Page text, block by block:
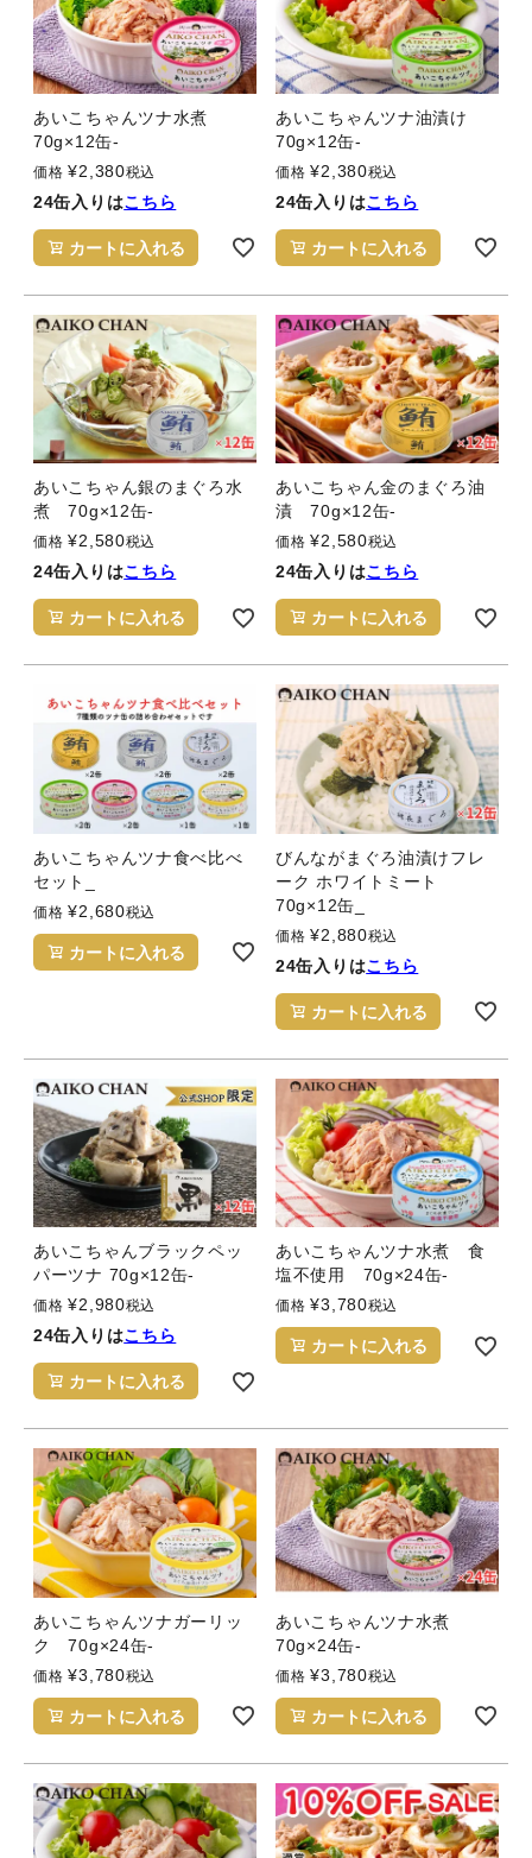
あいこちゃんツナ水煮
70g×12缶-
価格 ¥2,380税込
24缶入りはこちら
カートに入れる
あいこちゃんツナ油漬け
70g×12缶-
価格 ¥2,380税込
24缶入りはこちら
カートに入れる
あいこちゃん銀のまぐろ水
煮 70g×12缶-
価格 ¥2,580税込
24缶入りはこちら
カートに入れる
あいこちゃん金のまぐろ油
漬 70g×12缶-
価格 ¥2,580税込
24缶入りはこちら
カートに入れる
あいこちゃんツナ食べ比べ
セット_
価格 ¥2,680税込
カートに入れる
びんながまぐろ油漬けフレ
ーク ホワイトミート
70g×12缶_
価格 ¥2,880税込
24缶入りはこちら
カートに入れる
あいこちゃんブラックペッ
パーツナ 70g×12缶-
価格 ¥2,980税込
24缶入りはこちら
カートに入れる
あいこちゃんツナ水煮 食
塩不使用 70g×24缶-
価格 ¥3,780税込
カートに入れる
あいこちゃんツナガーリッ
ク 70g×24缶-
価格 ¥3,780税込
カートに入れる
あいこちゃんツナ水煮
70g×24缶-
価格 ¥3,780税込
カートに入れる